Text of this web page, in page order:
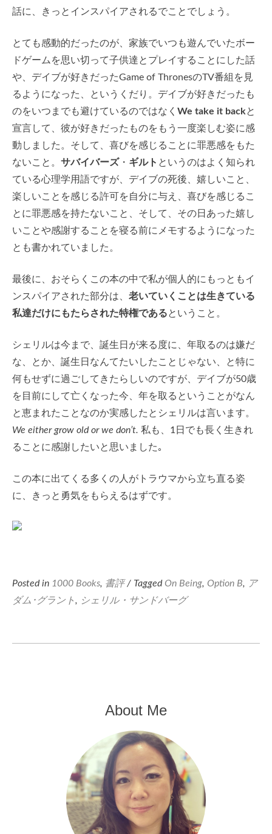
話に、きっとインスパイアされるでことでしょう。
とても感動的だったのが、家族でいつも遊んでいたボー
ドゲームを思い切って子供達とプレイすることにした話
や、デイブが好きだったGame of ThronesのTV番組を見
るようになった、というくだり。デイブが好きだったも
のをいつまでも避けているのではなく We take it backと
宣言して、彼が好きだったものをもう一度楽しむ姿に感
動しました。そして、喜びを感じることに罪悪感をもた
ないこと。 サバイバーズ・ ギルト というのはよく知られ
ている心理学用語ですが、デイブの死後、嬉しいこと、
楽しいことを感じる許可を自分に与え、喜びを感じるこ
とに罪悪感を持たないこと、そして、その日あった嬉し
いことや感謝することを寝る前にメモするようになった
とも書かれていました。
最後に、おそらくこの本の中で私が個人的にもっともイ
ンスパイアされた部分は、 老いていくことは生きている
私達だけにもたらされた特権であるということ。
シェリルは今まで、誕生日が来る度に、年取るのは嫌だ
な、とか、誕生日なんてたいしたことじゃない、と特に
何もせずに過ごしてきたらしいのですが、デイブが50歳
を目前にして亡くなった今、年を取るということがなん
と恵まれたことなのか実感したとシェリルは言います。
We either grow old or we don’t. 私も、1日でも長く生きれ
ることに感謝したいと思いました｡
この本に出てくる多くの人がトラウマから立ち直る姿
に、きっと勇気をもらえるはずです。
Posted in 1000 Books, 書評 / TaggedOn Being, Option B,
ア
ダム･グラント, シェリル・サンドバーグ
About Me